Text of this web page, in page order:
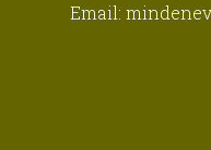
Email: